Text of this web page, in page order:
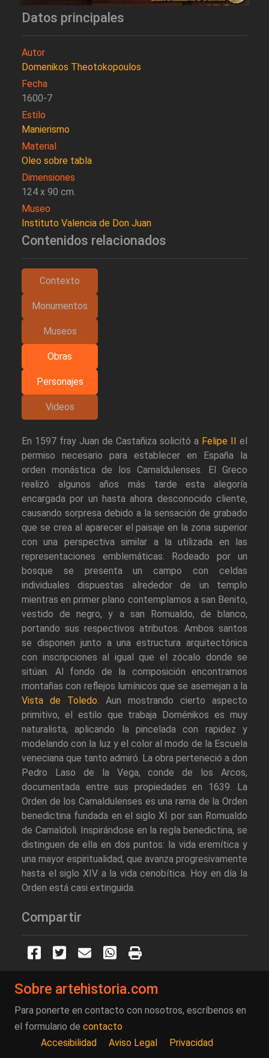
Datos principales
Autor
Domenikos Theotokopoulos
Fecha
1600-7
Estilo
Manierismo
Material
Oleo sobre tabla
Dimensiones
124 x 90 cm.
Museo
Instituto Valencia de Don Juan
Contenidos relacionados
Contexto
Monumentos
Museos
Obras
Personajes
Videos
En 1597 fray Juan de Castañiza solicitó a Felipe II el
permiso necesario para establecer en España la
orden monástica de los Camaldulenses. El Greco
realizó algunos años más tarde esta alegoría
encargada por un hasta ahora desconocido cliente,
causando sorpresa debido a la sensación de grabado
que se crea al aparecer el paisaje en la zona superior
con una perspectiva similar a la utilizada en las
representaciones emblemáticas. Rodeado por un
bosque se presenta un campo con celdas
individuales dispuestas alrededor de un templo
mientras en primer plano contemplamos a san Benito,
vestido de negro, y a san Romualdo, de blanco,
portando sus respectivos atributos. Ambos santos
se disponen junto a una estructura arquitectónica
con inscripciones al igual que el zócalo donde se
sitúan. Al fondo de la composición encontramos
montañas con reflejos lumínicos que se asemejan a la
Vista de Toledo. Aun mostrando cierto aspecto
primitivo, el estilo que trabaja Doménikos es muy
naturalista, aplicando la pincelada con rapidez y
modelando con la luz y el color al modo de la Escuela
veneciana que tanto admiró. La obra perteneció a don
Pedro Laso de la Vega, conde de los Arcos,
documentada entre sus propiedades en 1639. La
Orden de los Camaldulenses es una rama de la Orden
benedictina fundada en el siglo XI por san Romualdo
de Camaldoli. Inspirándose en la regla benedictina, se
distinguen de ella en dos puntos: la vida eremítica y
una mayor espiritualidad, que avanza progresivamente
hasta el siglo XIV a la vida cenobítica. Hoy en día la
Orden está casi extinguida.
Compartir
Sobre artehistoria.com
Para ponerte en contacto con nosotros, escríbenos en
el formulario de contacto
Accesibilidad
Aviso Legal Privacidad